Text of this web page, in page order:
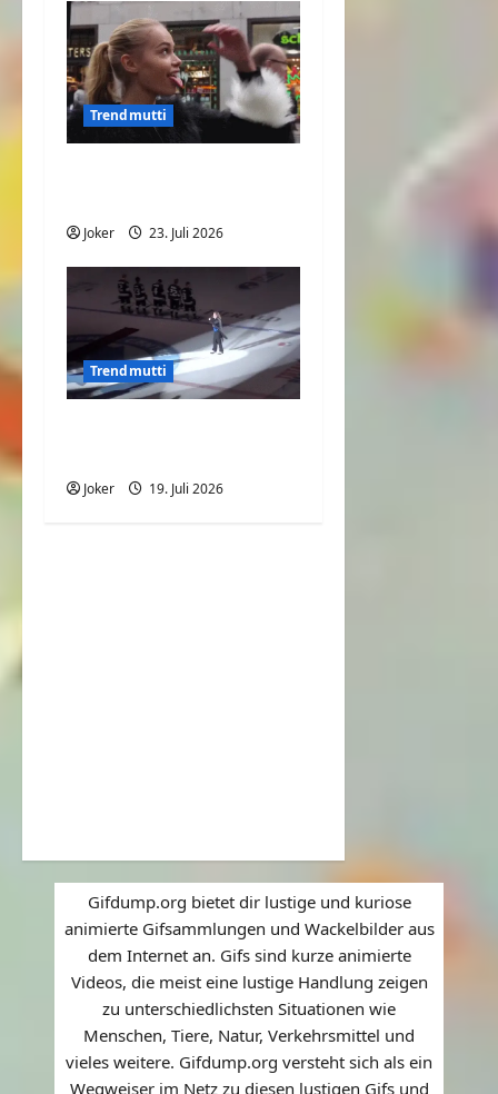
Trendmutti
Joker 23. Juli 2026
Trendmutti
Joker 19. Juli 2026
Gifdump.org bietet dir lustige und kuriose
animierte Gifsammlungen und Wackelbilder aus
dem Internet an. Gifs sind kurze animierte
Videos, die meist eine lustige Handlung zeigen
zu unterschiedlichsten Situationen wie
Menschen, Tiere, Natur, Verkehrsmittel und
vieles weitere. Gifdump.org versteht sich als ein
Wegweiser im Netz zu diesen lustigen Gifs und